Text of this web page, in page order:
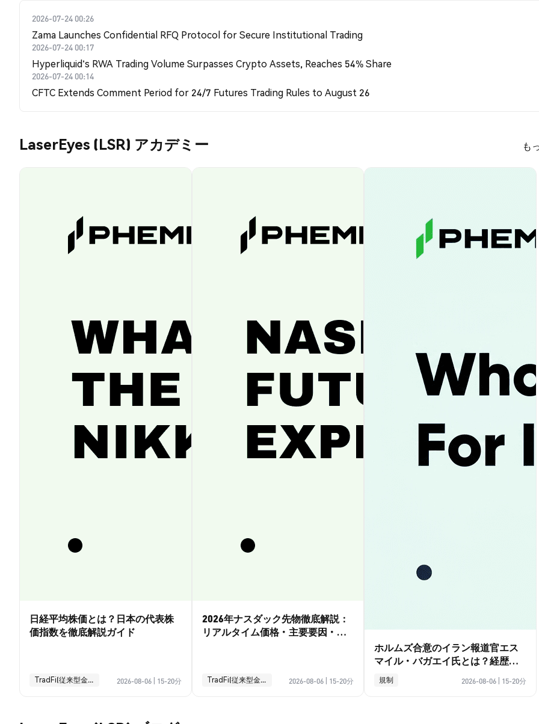
2026-07-24 00:26
Zama Launches Confidential RFQ Protocol for Secure Institutional Trading
2026-07-24 00:17
Hyperliquid's RWA Trading Volume Surpasses Crypto Assets, Reaches 54% Share
2026-07-24 00:14
CFTC Extends Comment Period for 24/7 Futures Trading Rules to August 26
LaserEyes (LSR) アカデミー も
日経平均株価とは？日本の代表株
価指数を徹底解説ガイド
TradFi(従来型金融) 2026-08-06 15-20分
2026年ナスダック先物徹底解説：
リアルタイム価格・主要要因・取
TradFi(従来型金融) 2026-08-06 15-20分
ホルムズ合意のイラン報道官エス
マイル・バガエイ氏とは？経歴ガ
イド
規制 2026-08-06 15-20分